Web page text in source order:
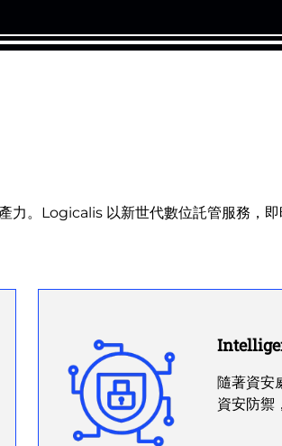
。Logicalis 以新世代數位託管服務，
隨著資安
資安防禦